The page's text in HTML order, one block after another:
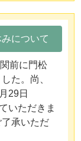
について
前に門松
た。尚、
29日
いただきま
承いただ